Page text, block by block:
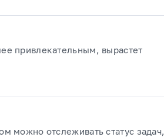
привлекательным, вырастет
можно отслеживать статус задач,